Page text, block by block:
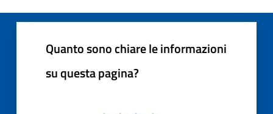
Quanto sono chiare le informazioni
su questa pagina?